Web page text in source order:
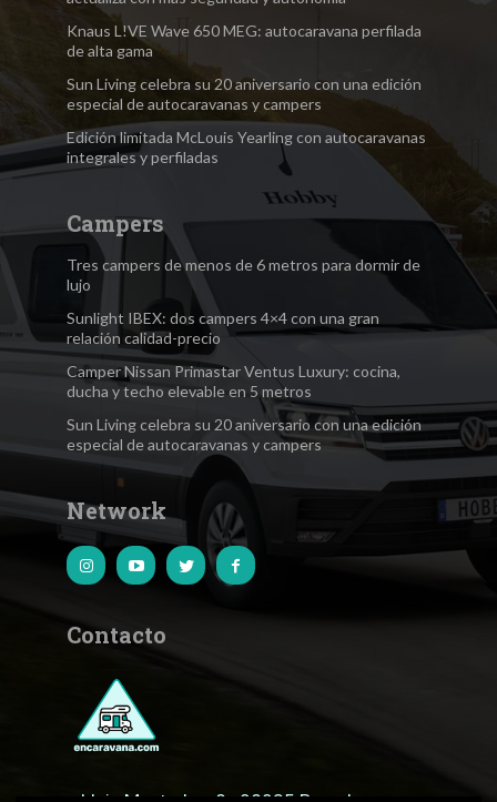
Knaus L!VE Wave 650 MEG: autocaravana perfilada
de alta gama
Sun Living celebra su 20 aniversario con una edición
especial de autocaravanas y campers
Edición limitada McLouis Yearling con autocaravanas
integrales y perfiladas
Campers
Tres campers de menos de 6 metros para dormir de
lujo
Sunlight IBEX: dos campers 4×4 con una gran
relación calidad-precio
Camper Nissan Primastar Ventus Luxury: cocina,
ducha y techo elevable en 5 metros
Sun Living celebra su 20 aniversario con una edición
especial de autocaravanas y campers
Network
Contacto